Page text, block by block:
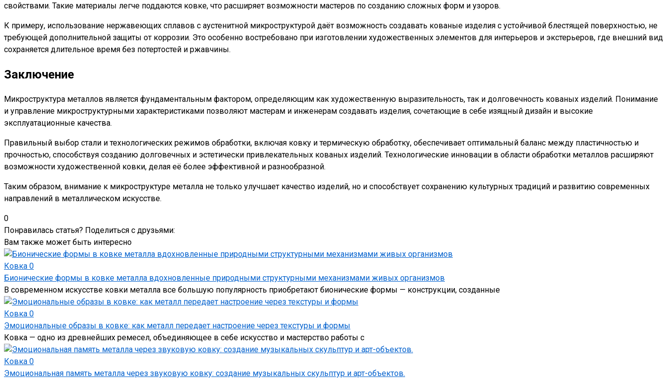
свойствами. Такие материалы легче поддаются ковке, что расширяет возможности мастеров по созданию сложных форм и узоров.
К примеру, использование нержавеющих сплавов с аустенитной микроструктурой даёт возможность создавать кованые изделия с устойчивой блестящей поверхностью, не
требующей дополнительной защиты от коррозии. Это особенно востребовано при изготовлении художественных элементов для интерьеров и экстерьеров, где внешний вид
сохраняется длительное время без потертостей и ржавчины.
Заключение
Микроструктура металлов является фундаментальным фактором, определяющим как художественную выразительность, так и долговечность кованых изделий. Понимание
и управление микроструктурными характеристиками позволяют мастерам и инженерам создавать изделия, сочетающие в себе изящный дизайн и высокие
эксплуатационные качества.
Правильный выбор стали и технологических режимов обработки, включая ковку и термическую обработку, обеспечивает оптимальный баланс между пластичностью и
прочностью, способствуя созданию долговечных и эстетически привлекательных кованых изделий. Технологические инновации в области обработки металлов расширяют
возможности художественной ковки, делая её более эффективной и разнообразной.
Таким образом, внимание к микроструктуре металла не только улучшает качество изделий, но и способствует сохранению культурных традиций и развитию современных
направлений в металлическом искусстве.
0
Понравилась статья? Поделиться с друзьями:
Вам также может быть интересно
Ковка 0
Бионические формы в ковке металла вдохновленные природными структурными механизмами живых организмов
В современном искусстве ковки металла все большую популярность приобретают бионические формы — конструкции, созданные
Ковка 0
Эмоциональные образы в ковке: как металл передает настроение через текстуры и формы
Ковка — одно из древнейших ремесел, объединяющее в себе искусство и мастерство работы с
Ковка 0
Эмоциональная память металла через звуковую ковку: создание музыкальных скульптур и арт-объектов.